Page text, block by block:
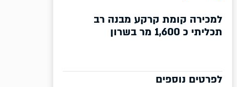
למכירה קומת קרקע מבנה רב
תכליתי כ 1,600 מר בשרון
לפרטים נוספים